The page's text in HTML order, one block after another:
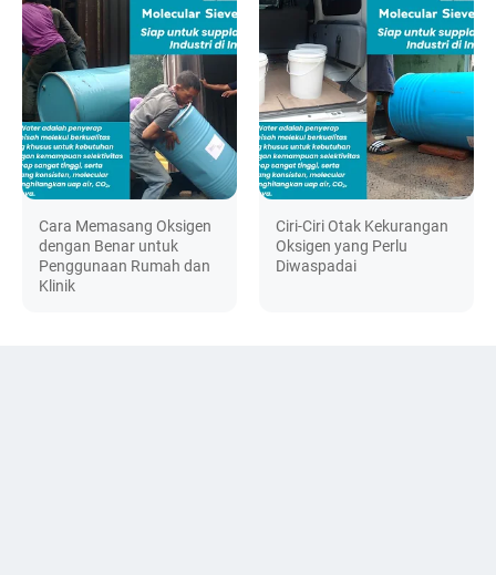
Cara Memasang Oksigen
dengan Benar untuk
Penggunaan Rumah dan
Klinik
Ciri-Ciri Otak Kekurangan
Oksigen yang Perlu
Diwaspadai